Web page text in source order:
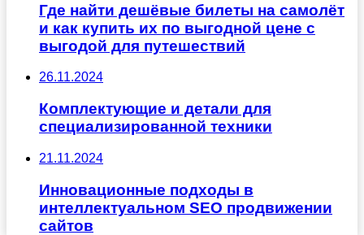
Где найти дешёвые билеты на самолёт
и как купить их по выгодной цене с
выгодой для путешествий
26.11.2024
Комплектующие и детали для
специализированной техники
21.11.2024
Инновационные подходы в
интеллектуальном SEO продвижении
сайтов